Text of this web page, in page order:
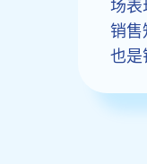
销
也是